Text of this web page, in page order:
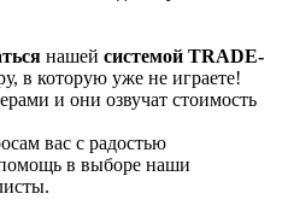
нашей системой TRADE-
в которую уже не играете!
и они озвучат стоимость
вас с радостью
в выборе наши